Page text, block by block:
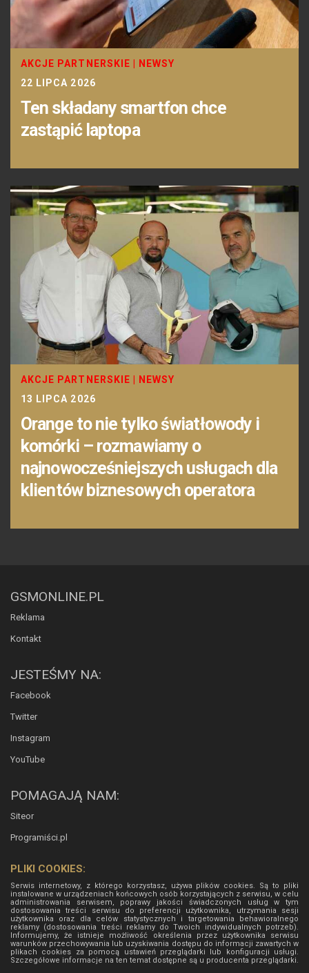
AKCJE PARTNERSKIE
NEWSY
22 LIPCA 2026
Ten składany smartfon chce
zastąpić laptopa
AKCJE PARTNERSKIE
NEWSY
13 LIPCA 2026
Orange to nie tylko światłowody i
komórki – rozmawiamy o
najnowocześniejszych usługach dla
klientów biznesowych operatora
GSMONLINE.PL
Reklama
Kontakt
JESTEŚMY NA:
Facebook
Twitter
Instagram
YouTube
POMAGAJĄ NAM:
Siteor
Programiści.pl
PLIKI COOKIES:
Serwis internetowy, z którego korzystasz, używa plików cookies. Są to pliki
instalowane w urządzeniach końcowych osób korzystających z serwisu, w celu
administrowania serwisem, poprawy jakości świadczonych usług w tym
dostosowania treści serwisu do preferencji użytkownika, utrzymania sesji
użytkownika oraz dla celów statystycznych i targetowania behawioralnego
reklamy (dostosowania treści reklamy do Twoich indywidualnych potrzeb).
Informujemy, że istnieje możliwość określenia przez użytkownika serwisu
warunków przechowywania lub uzyskiwania dostępu do informacji zawartych w
plikach cookies za pomocą ustawień przeglądarki lub konfiguracji usługi.
Szczegółowe informacje na ten temat dostępne są u producenta przeglądarki.